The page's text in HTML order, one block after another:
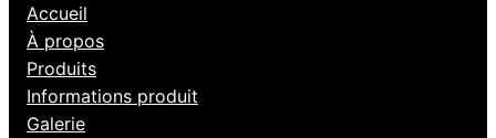
Accueil
À propos
Produits
Informations produit
Galerie